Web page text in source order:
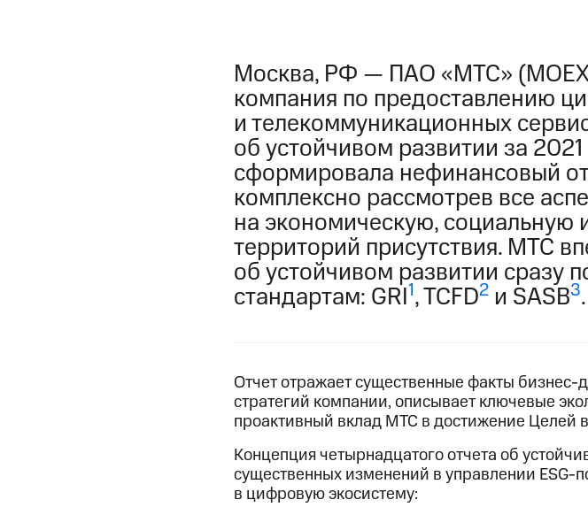
Москва, РФ — ПАО «МТС»
компания по предоставлению
и телекоммуникационных
об устойчивом развитии за
сформировала нефинансовый
комплексно рассмотрев все
на экономическую, социальную
территорий присутствия. МТС
об устойчивом развитии сразу
стандартам: GRI1, TCFD2и SASB3.
Отчет отражает существенные факты бизнес-
стратегий компании, описывает ключевые
проактивный вклад МТС в достижение Целей
Концепция четырнадцатого отчета об
существенных изменений в управлении
в цифровую экосистему: